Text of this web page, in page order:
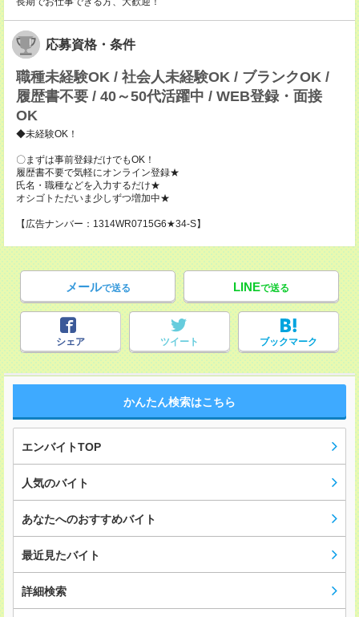
応募資格・条件
職種未経験OK / 社会人未経験OK / ブランクOK /
履歴書不要 / 40～50代活躍中 / WEB登録・面接
OK
◆未経験OK！
〇まずは事前登録だけでもOK！
履歴書不要で気軽にオンライン登録★
氏名・職種などを入力するだけ★
オシゴトただいま少しずつ増加中★
【広告ナンバー：1314WR0715G6★34-S】
メールで送る LINEで送る
シェア ツイート ブックマーク
かんたん検索はこちら
エンバイトTOP
人気のバイト
あなたへのおすすめバイト
最近見たバイト
詳細検索